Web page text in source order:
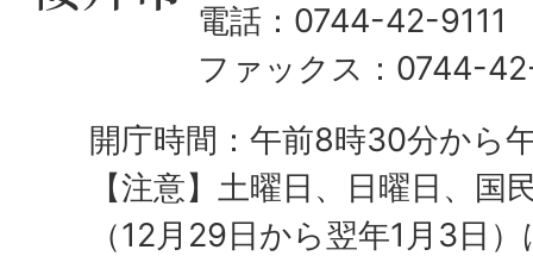
電話：0744-42-9111
ファックス：0744-
開庁時間：午前8時30分から
【注意】土曜日、日曜日、国
（12月29日から翌年1月3日